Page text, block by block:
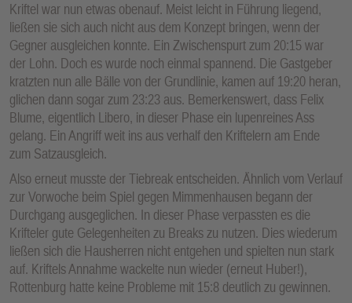
Kriftel war nun etwas obenauf. Meist leicht in Führung liegend,
ließen sie sich auch nicht aus dem Konzept bringen, wenn der
Gegner ausgleichen konnte. Ein Zwischenspurt zum 20:15 war
der Lohn. Doch es wurde noch einmal spannend. Die Gastgeber
kratzten nun alle Bälle von der Grundlinie, kamen auf 19:20 heran,
glichen dann sogar zum 23:23 aus. Bemerkenswert, dass Felix
Blume, eigentlich Libero, in dieser Phase ein lupenreines Ass
gelang. Ein Angriff weit ins aus verhalf den Kriftelern am Ende
zum Satzausgleich.
Also erneut musste der Tiebreak entscheiden. Ähnlich vom Verlauf
zur Vorwoche beim Spiel gegen Mimmenhausen begann der
Durchgang ausgeglichen. In dieser Phase verpassten es die
Krifteler gute Gelegenheiten zu Breaks zu nutzen. Dies wiederum
ließen sich die Hausherren nicht entgehen und spielten nun stark
auf. Kriftels Annahme wackelte nun wieder (erneut Huber!),
Rottenburg hatte keine Probleme mit 15:8 deutlich zu gewinnen.